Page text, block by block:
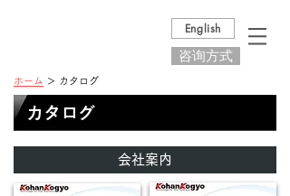
English
咨询方式
ホーム ＞ カタログ
カタログ
会社案内